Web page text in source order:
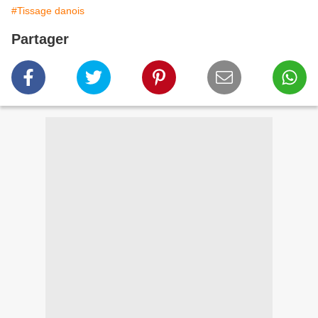
#Tissage danois
Partager